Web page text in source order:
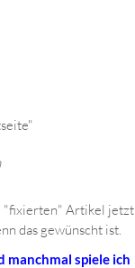
"fixierten" Artikel jetzt
das gewünscht ist.
manchmal spiele ich